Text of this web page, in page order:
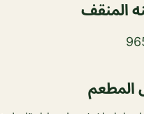
المنقف
المطعم